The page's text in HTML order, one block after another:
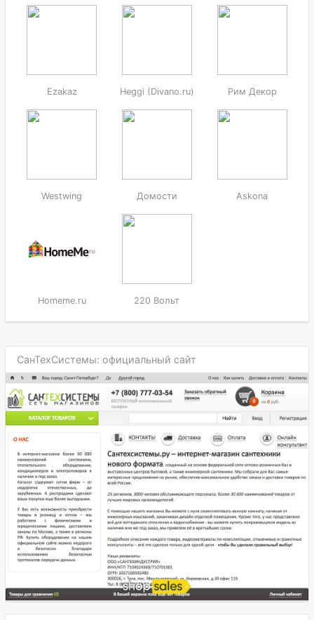
Ezakaz Heggi (Divano.ru) Рим Декор
Westwing Домости Askona
Homeme.ru 220 Вольт
СанТехСистемы: официальный сайт